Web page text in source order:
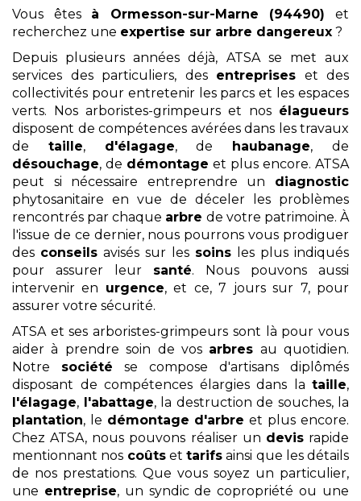
Vous êtes à Ormesson-sur-Marne (94490) et
recherchez une expertise sur arbre dangereux ?
Depuis plusieurs années déjà, ATSA se met aux
services des particuliers, des entreprises et des
collectivités pour entretenir les parcs et les espaces
verts. Nos arboristes-grimpeurs et nos élagueurs
disposent de compétences avérées dans les travaux
de taille, d'élagage, de haubanage, de
désouchage, de démontage et plus encore. ATSA
peut si nécessaire entreprendre un diagnostic
phytosanitaire en vue de déceler les problèmes
rencontrés par chaque arbre de votre patrimoine. À
l'issue de ce dernier, nous pourrons vous prodiguer
des conseils avisés sur les soins les plus indiqués
pour assurer leur santé. Nous pouvons aussi
intervenir en urgence, et ce, 7 jours sur 7, pour
assurer votre sécurité.
ATSA et ses arboristes-grimpeurs sont là pour vous
aider à prendre soin de vos arbres au quotidien.
Notre société se compose d'artisans diplômés
disposant de compétences élargies dans la taille,
l'élagage, l'abattage, la destruction de souches, la
plantation, le démontage d'arbre et plus encore.
Chez ATSA, nous pouvons réaliser un devisrapide
mentionnant nos coûtset tarifs ainsi que les détails
de nos prestations. Que vous soyez un particulier,
une entreprise, un syndic de copropriété ou une